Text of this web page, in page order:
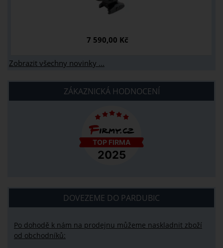
7 590,00 Kč
Zobrazit všechny novinky ...
ZÁKAZNICKÁ HODNOCENÍ
DOVEZEME DO PARDUBIC
Po dohodě k nám na prodejnu můžeme naskladnit zboží
od obchodníků: